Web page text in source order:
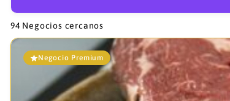
94Negocios cercanos
Negocio Premium